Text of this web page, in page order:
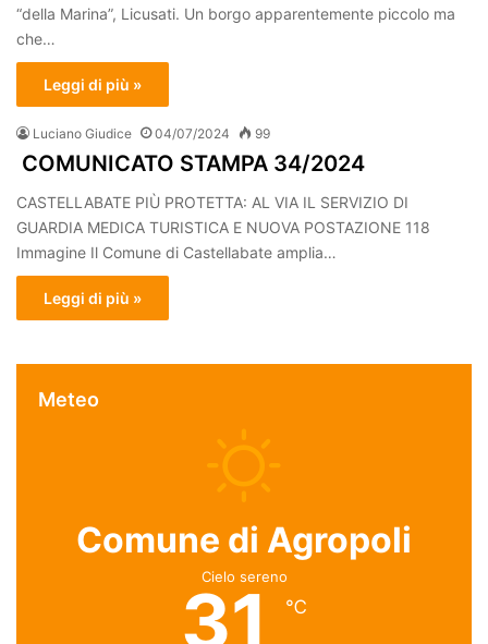
“della Marina”, Licusati. Un borgo apparentemente piccolo ma
che…
Leggi di più »
Luciano Giudice 04/07/2024 99
COMUNICATO STAMPA 34/2024
CASTELLABATE PIÙ PROTETTA: AL VIA IL SERVIZIO DI
GUARDIA MEDICA TURISTICA E NUOVA POSTAZIONE 118
Immagine Il Comune di Castellabate amplia…
Leggi di più »
Meteo
Comune di Agropoli
Cielo sereno
31 ℃